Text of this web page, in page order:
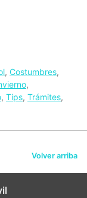
, Costumbres,
,
, Tips, Trámites,
Volver arriba